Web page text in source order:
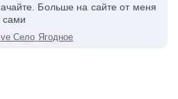
Больше на сайте от меня
сами
Село Ягодное